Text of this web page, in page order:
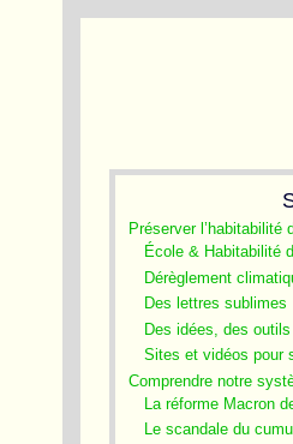
Préserver l’habitabilité
École & Habitabilité
Dérèglement
Des lettres sublimes
Des idées, des
Sites et vidéos pour
Comprendre notre
La réforme Macron
Le scandale du